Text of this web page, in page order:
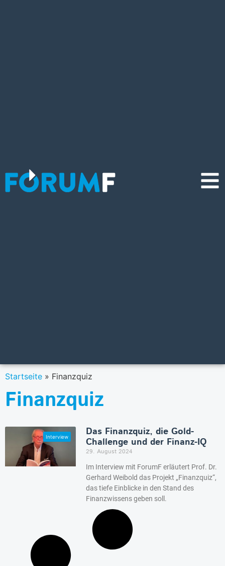
Startseite » Finanzquiz
Finanzquiz
Das Finanzquiz, die Gold-
Challenge und der Finanz-IQ
29. August 2024
Im Interview mit ForumF erläutert Prof. Dr.
Gerhard Weibold das Projekt „Finanzquiz“,
das tiefe Einblicke in den Stand des
Finanzwissens geben soll.